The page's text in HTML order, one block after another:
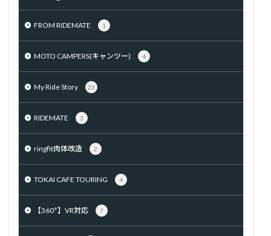
FROM RIDEMATE 1
MOTO CAMPERS(キャンツー) 4
My Ride Story 23
RIDEMATE 3
ringfit肉体改造 2
TOKAI CAFE TOURING 4
【360°】VR対応 7